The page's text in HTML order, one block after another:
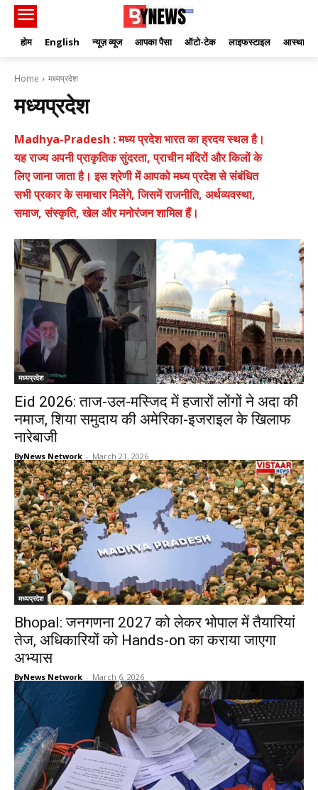
होम English न्यूज़ व्यूज आपका पैसा ऑटो-टेक लाइफस्टाइल आस्था
Home मध्यप्रदेश
मध्यप्रदेश
Madhya-Pradesh : मध्य प्रदेश भारत का ह्रदय स्थल है।
यह राज्य अपनी प्राकृतिक सुंदरता, प्राचीन मंदिरों और किलों के
लिए जाना जाता है। इस श्रेणी में आपको मध्य प्रदेश से संबंधित
सभी प्रकार के समाचार मिलेंगे, जिसमें राजनीति, अर्थव्यवस्था,
समाज, संस्कृति, खेल और मनोरंजन शामिल हैं।
मध्यप्रदेश
Eid 2026: ताज-उल-मस्जिद में हजारों लोंगों ने अदा की
नमाज, शिया समुदाय की अमेरिका-इजराइल के खिलाफ
नारेबाजी
ByNews Network - March 21, 2026
मध्यप्रदेश
Bhopal: जनगणना 2027 को लेकर भोपाल में तैयारियां
तेज, अधिकारियों को Hands-on का कराया जाएगा
अभ्‍यास
ByNews Network - March 6, 2026